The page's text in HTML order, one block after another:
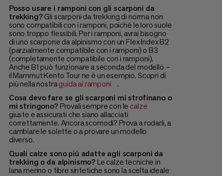
Posso usare i ramponi con gli scarponi da
trekking?Gli scarponi da trekking di norma non
sono compatibili con i ramponi, poiché le loro suole
sono troppo flessibili. Per i ramponi, avrai bisogno
di uno scarpone da alpinismo con un Flex Index B2
(parzialmente compatibile con i ramponi) o B3
(completamente compatibile con i ramponi).
Anche B1 può funzionare a seconda del modello –
il Mammut Kento Tour ne è un esempio. Scopri di
più nella nostraguida ai ramponi
.
Cosa devo fare se gli scarponi mi strofinano o
mi stringono?Provali sempre con le calze
giuste e assicurati che siano allacciati
correttamente. Ancora scomodi? Prova a rodarli, a
cambiare le solette o a provare un modello
diverso.
Quali calze sono più adatte agli scarponi da
trekking o da alpinismo?Le calze tecniche in
lana merino o fibre sintetiche sono la scelta ideale